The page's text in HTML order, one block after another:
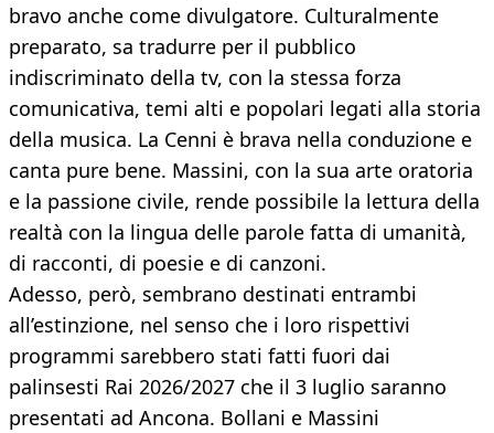
bravo anche come divulgatore. Culturalmente
preparato, sa tradurre per il pubblico
indiscriminato della tv, con la stessa forza
comunicativa, temi alti e popolari legati alla storia
della musica. La Cenni è brava nella conduzione e
canta pure bene. Massini, con la sua arte oratoria
e la passione civile, rende possibile la lettura della
realtà con la lingua delle parole fatta di umanità,
di racconti, di poesie e di canzoni.
Adesso, però, sembrano destinati entrambi
all’estinzione, nel senso che i loro rispettivi
programmi sarebbero stati fatti fuori dai
palinsesti Rai 2026/2027 che il 3 luglio saranno
presentati ad Ancona. Bollani e Massini